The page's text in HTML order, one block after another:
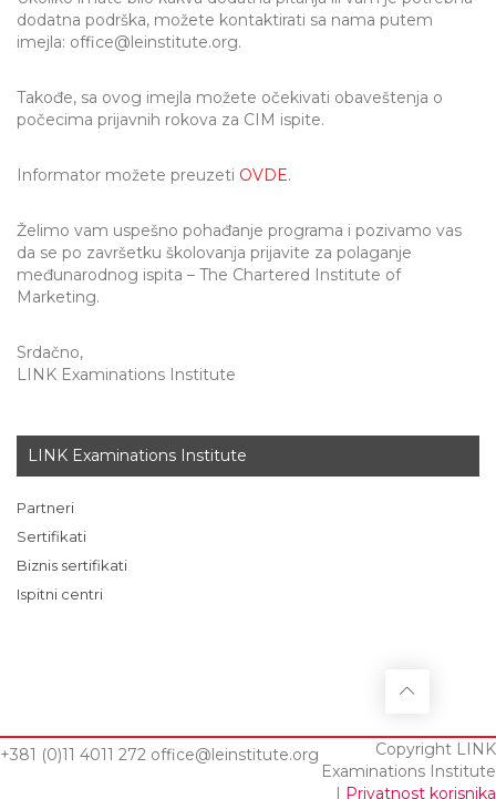
dodatna podrška, možete kontaktirati sa nama putem
imejla: office@leinstitute.org.
Takođe, sa ovog imejla možete očekivati obaveštenja o
počecima prijavnih rokova za CIM ispite.
Informator možete preuzeti OVDE.
Želimo vam uspešno pohađanje programa i pozivamo vas
da se po završetku školovanja prijavite za polaganje
međunarodnog ispita – The Chartered Institute of
Marketing.
Srdačno,
LINK Examinations Institute
LINK Examinations Institute
Partneri
Sertifikati
Biznis sertifikati
Ispitni centri
+381 (0)11 4011 272 office@leinstitute.org
Copyright LINK
Examinations Institute
| Privatnost korisnika